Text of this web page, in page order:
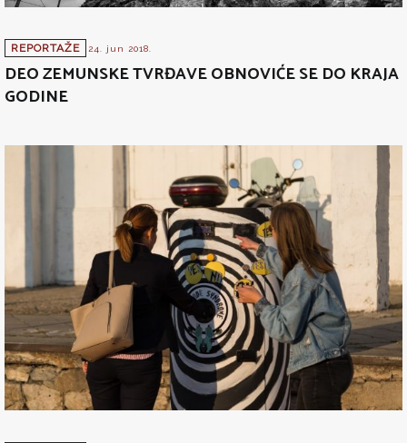
REPORTAŽE 24. jun 2018.
DEO ZEMUNSKE TVRĐAVE OBNOVIĆE SE DO KRAJA
GODINE